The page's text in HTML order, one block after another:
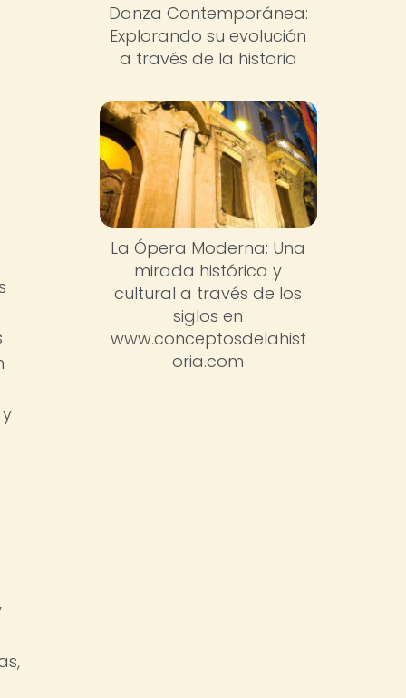
Danza Contemporánea:
Explorando su evolución
a través de la historia
La Ópera Moderna: Una
mirada histórica y
cultural a través de los
siglos en
www.conceptosdelahist
oria.com